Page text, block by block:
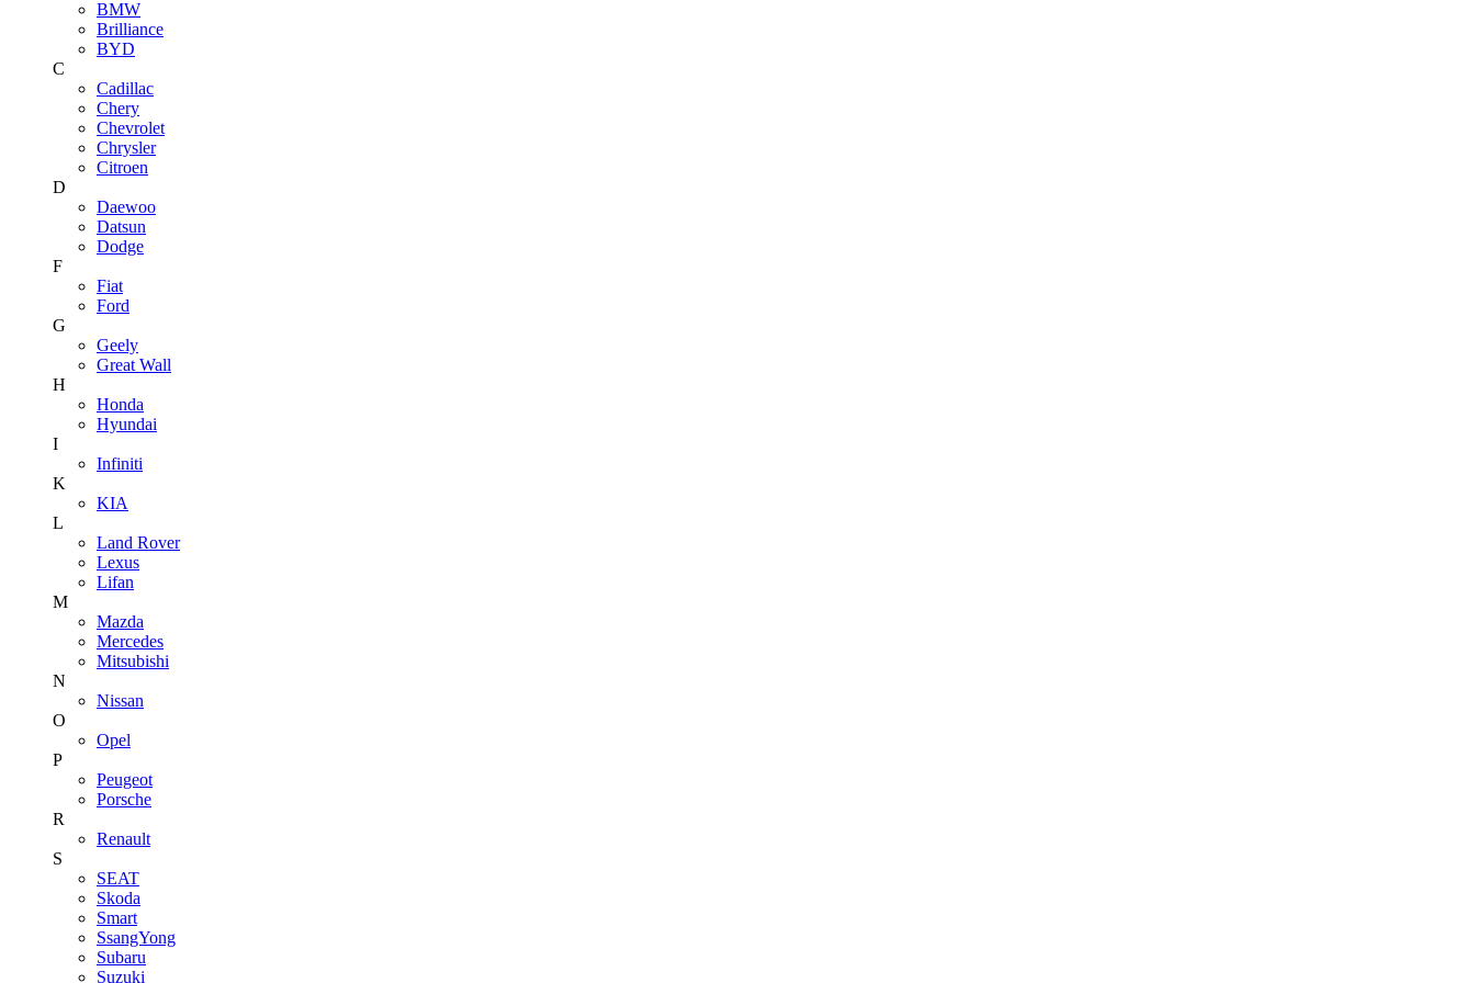
BMW
Brilliance
BYD
C
Cadillac
Chery
Chevrolet
Chrysler
Citroen
D
Daewoo
Datsun
Dodge
F
Fiat
Ford
G
Geely
Great Wall
H
Honda
Hyundai
I
Infiniti
K
KIA
L
Land Rover
Lexus
Lifan
M
Mazda
Mercedes
Mitsubishi
N
Nissan
O
Opel
P
Peugeot
Porsche
R
Renault
S
SEAT
Skoda
Smart
SsangYong
Subaru
Suzuki